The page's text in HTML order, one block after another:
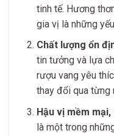
tinh tế. Hương
gia vị là những
Chất lượng ổn
tin tưởng và lựa
rượu vang yêu
thay đổi qua từng
Hậu vị mềm mại,
là một trong